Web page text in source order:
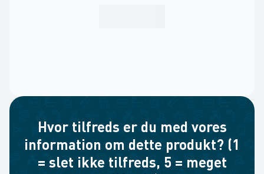
Hvor tilfreds er du med vores
information om dette produkt? (1
= slet ikke tilfreds, 5 = meget